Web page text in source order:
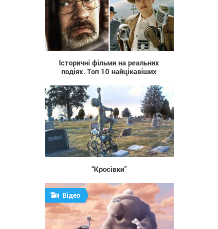
1 169
Історичні фільми на реальних
подіях. Топ 10 найцікавіших
1 338
“Кросівки”
Відео